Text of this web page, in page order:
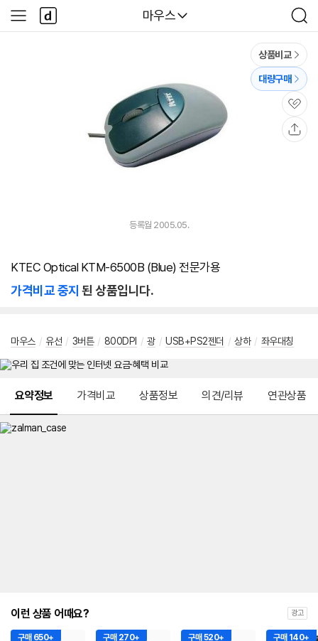
다나와
마우스
검
색
사
이
다
나
와
상품비교
대량구매
관
심
등록월 2005.05.
KTEC Optical KTM-6500B (Blue) 전문가용
가격비교 중지 된 상품입니다.
마우스 / 유선 / 3버튼 / 800DPI / 광 / USB+PS2젠더 / 상하 / 좌우대칭
요약정보 가격비교 상품정보 의견/리뷰 연관상품
이런 상품 어때요? 광고
구매 650+ 구매 270+ 구매 520+ 구매 140+